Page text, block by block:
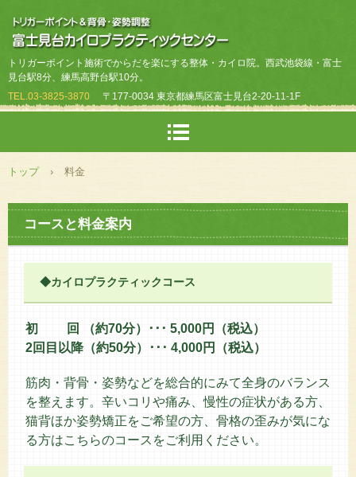
トリガーポイント施術でからだを楽にする整体・カイロ院。西武池袋線・富士
見台駅8分、練馬高野台駅10分。
TEL.03-3825-3870 〒177-0034 東京都練馬区富士見台2-20-11-1F
トップ › 料金
コースと料金案内
◆カイロプラクティックコース
初 回 （約70分）･･･ 5,000円（税込）
2回目以降（約50分）･･･ 4,000円（税込）
筋肉・背骨・姿勢などを総合的にみて全身のバランス
を整えます。辛いコリや痛み、慢性の症状がある方、
猫背ほか姿勢矯正をご希望の方、骨格の歪みが気にな
る方はこちらのコースをご利用ください。